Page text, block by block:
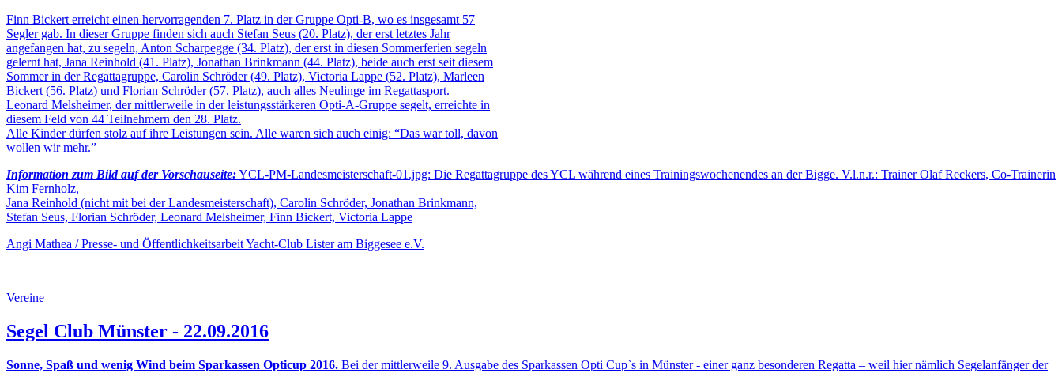
Finn Bickert erreicht einen hervorragenden 7. Platz in der Gruppe Opti-B, wo es insgesamt 57
Segler gab. In dieser Gruppe finden sich auch Stefan Seus (20. Platz), der erst letztes Jahr
angefangen hat, zu segeln, Anton Scharpegge (34. Platz), der erst in diesen Sommerferien segeln
gelernt hat, Jana Reinhold (41. Platz), Jonathan Brinkmann (44. Platz), beide auch erst seit diesem
Sommer in der Regattagruppe, Carolin Schröder (49. Platz), Victoria Lappe (52. Platz), Marleen
Bickert (56. Platz) und Florian Schröder (57. Platz), auch alles Neulinge im Regattasport.
Leonard Melsheimer, der mittlerweile in der leistungsstärkeren Opti-A-Gruppe segelt, erreichte in
diesem Feld von 44 Teilnehmern den 28. Platz.
Alle Kinder dürfen stolz auf ihre Leistungen sein. Alle waren sich auch einig: “Das war toll, davon
wollen wir mehr.”
Information zum Bild auf der Vorschauseite:YCL-PM-Landesmeisterschaft-01.jpg: Die Regattagruppe des YCL während eines Trainingswochenendes an der Bigge. V.l.n.r.: Trainer Olaf Reckers, Co-Trainerin
Kim Fernholz,
Jana Reinhold (nicht mit bei der Landesmeisterschaft), Carolin Schröder, Jonathan Brinkmann,
Stefan Seus, Florian Schröder, Leonard Melsheimer, Finn Bickert, Victoria Lappe
Angi Mathea / Presse- und Öffentlichkeitsarbeit Yacht-Club Lister am Biggesee e.V.
Vereine
Segel Club Münster - 22.09.2016
Sonne, Spaß und wenig Wind beim Sparkassen Opticup 2016. Bei der mittlerweile 9. Ausgabe des Sparkassen Opti Cup`s in Münster - einer ganz besonderen Regatta – weil hier nämlich Segelanfänger der